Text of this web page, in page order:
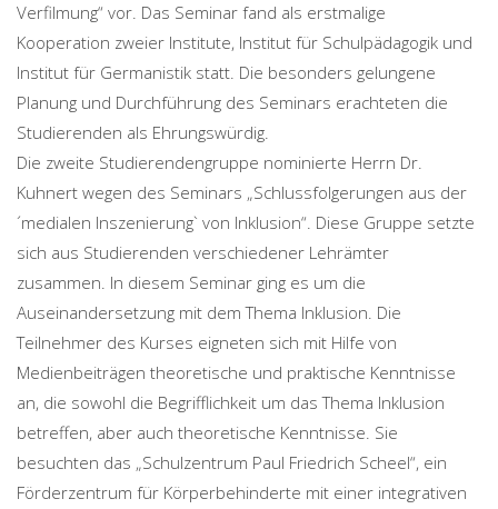
Verfilmung“ vor. Das Seminar fand als erstmalige
Kooperation zweier Institute, Institut für Schulpädagogik und
Institut für Germanistik statt. Die besonders gelungene
Planung und Durchführung des Seminars erachteten die
Studierenden als Ehrungswürdig.
Die zweite Studierendengruppe nominierte Herrn Dr.
Kuhnert wegen des Seminars „Schlussfolgerungen aus der
´medialen Inszenierung` von Inklusion“. Diese Gruppe setzte
sich aus Studierenden verschiedener Lehrämter
zusammen. In diesem Seminar ging es um die
Auseinandersetzung mit dem Thema Inklusion. Die
Teilnehmer des Kurses eigneten sich mit Hilfe von
Medienbeiträgen theoretische und praktische Kenntnisse
an, die sowohl die Begrifflichkeit um das Thema Inklusion
betreffen, aber auch theoretische Kenntnisse. Sie
besuchten das „Schulzentrum Paul Friedrich Scheel“, ein
Förderzentrum für Körperbehinderte mit einer integrativen